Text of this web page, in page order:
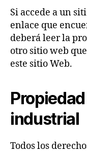
Si accede a un
enlace que
deberá leer la
otro sitio web
este sitio Web.
industrial
Todos los